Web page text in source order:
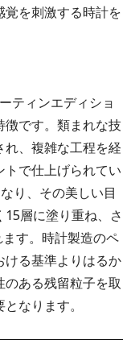
を刺激する時計を
ティンエディショ
徴です。類まれな技
、複雑な工程を経
で仕上げられてい
り、その美しい目
層に塗り重ね、さ
す。時計製造のペ
ける基準よりはるか
ある残留粒子を取
なります。